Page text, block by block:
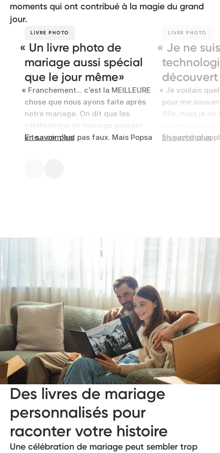
moments qui ont contribué à la magie du grand
jour.
LIVRE PHOTO
Un livre photo de
mariage aussi spécial
que le jour même
Franchement... c’est la MEILLEURE
chose que nous ayons faite après
notre mariage. On dit que les
célébrations de mariage passent
vite... ce n'est pas faux. Mais Popsa
En savoir plus
LIVRE PHOTO
Je ne
découvert
Je voulais
pour me
fille, mais je ne
plupart des
En savoir plus
Des livres de mariage
personnalisés pour
raconter votre histoire
Une célébration de mariage peut sembler trop